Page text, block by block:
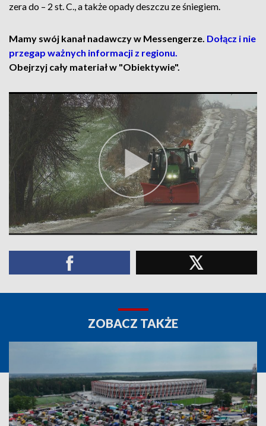
zera do – 2 st. C., a także opady deszczu ze śniegiem.
Mamy swój kanał nadawczy w Messengerze. Dołącz i nie
przegap ważnych informacji z regionu.
Obejrzyj cały materiał w "Obiektywie".
ZOBACZ TAKŻE